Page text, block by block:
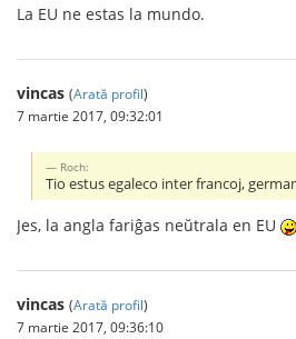
La EU ne estas la mundo.
vincas (Arată profil)
7 martie 2017, 09:32:01
Roch:
Tio estus egaleco inter francoj,
Jes, la angla fariĝas neŭtrala en EU
vincas (Arată profil)
7 martie 2017, 09:36:10